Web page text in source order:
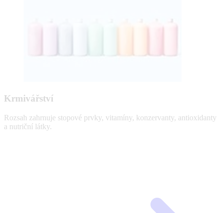
Krmivářství
Rozsah zahrnuje stopové prvky, vitamíny, konzervanty, antioxidanty
a nutriční látky.